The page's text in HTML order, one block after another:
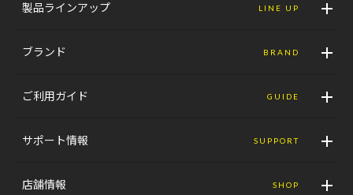
製品ラインアップ LINE UP
ブランド BRAND
ご利用ガイド GUIDE
サポート情報 SUPPORT
店舗情報 SHOP